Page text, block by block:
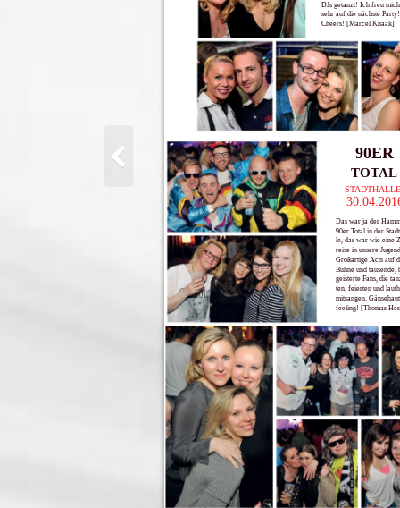
Das war ja der
90er Total in der
le, das war wie eine
reise in unsere
Großartige Acts auf
Bühne und tausende,
geisterte Fans, die
ten, feierten und
mitsangen.
feeling! [Thomas
90ER
TOTAL
DJs getanzt! Ich freu
sehr auf die nächste Party!
Cheers! [Marcel Knaak]